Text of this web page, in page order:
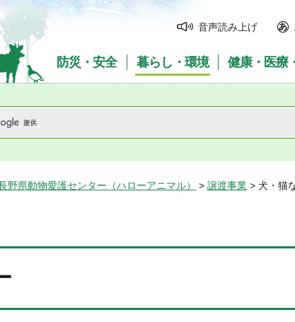
Prefecture
音声読み上げ
防災・安全 暮らし・環境 健康・医療
野県動物愛護センター（ハローアニマル） > 譲渡事業 > 犬・猫